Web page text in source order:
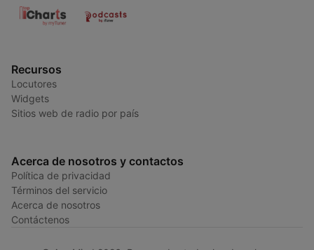
Recursos
Locutores
Widgets
Sitios web de radio por país
Acerca de nosotros y contactos
Política de privacidad
Términos del servicio
Acerca de nosotros
Contáctenos